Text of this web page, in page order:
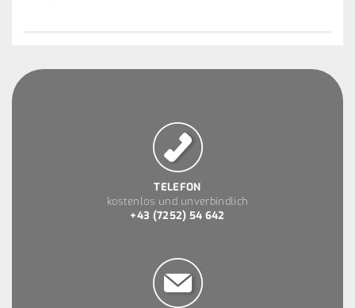
TELEFON
kostenlos und unverbindlich
+43 (7252) 54 642